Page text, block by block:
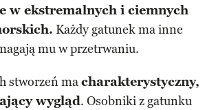
w ekstremalnych i ciemnych
Każdy gatunek ma inne
mu w przetrwaniu.
stworzeń macharakterystyczny,
wygląd. Osobniki z gatunku